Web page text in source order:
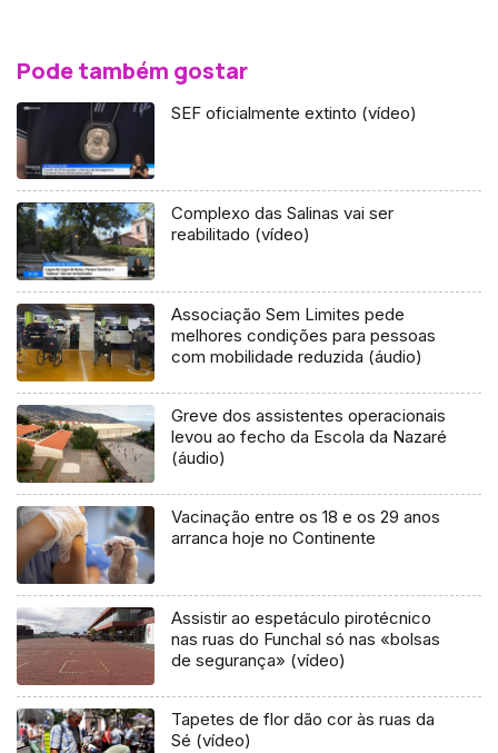
Pode também gostar
SEF oficialmente extinto (vídeo)
Complexo das Salinas vai ser
reabilitado (vídeo)
Associação Sem Limites pede
melhores condições para pessoas
com mobilidade reduzida (áudio)
Greve dos assistentes operacionais
levou ao fecho da Escola da Nazaré
(áudio)
Vacinação entre os 18 e os 29 anos
arranca hoje no Continente
Assistir ao espetáculo pirotécnico
nas ruas do Funchal só nas «bolsas
de segurança» (vídeo)
Tapetes de flor dão cor às ruas da
Sé (vídeo)